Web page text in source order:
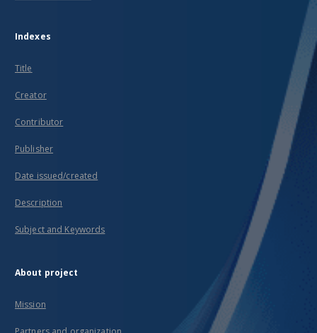
Indexes
Title
Creator
Contributor
Publisher
Date issued/created
Description
Subject and Keywords
About project
Mission